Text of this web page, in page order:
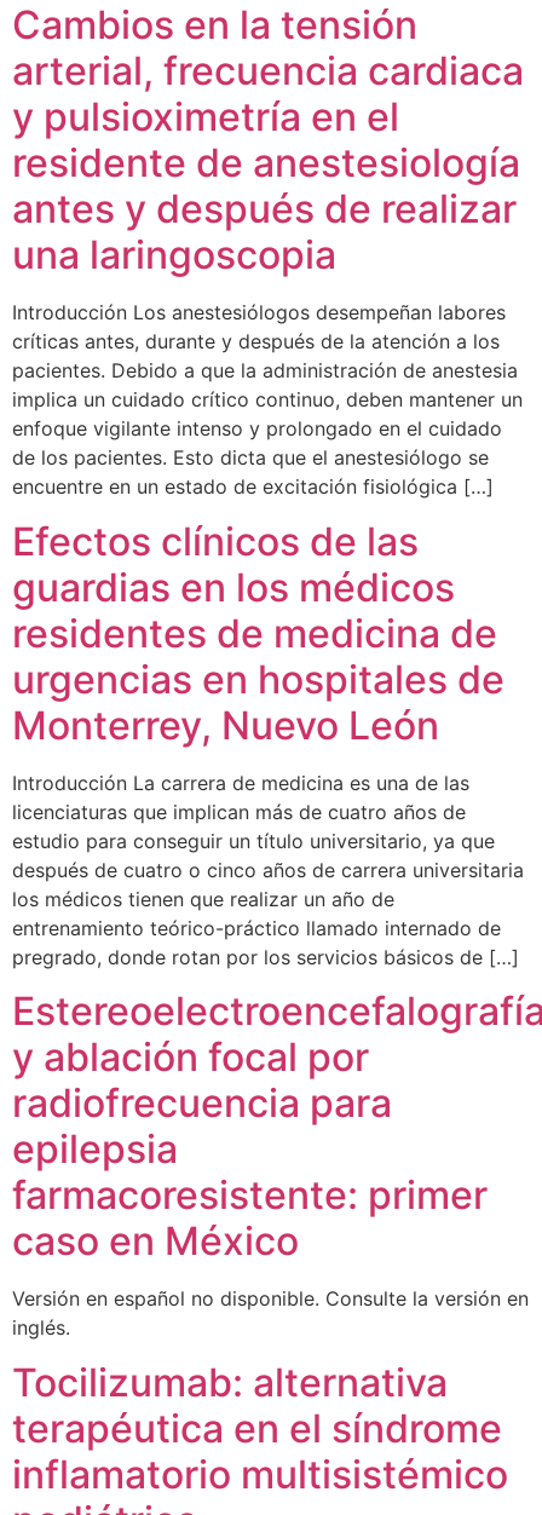
Cambios en la tensión
arterial, frecuencia cardiaca
y pulsioximetría en el
residente de anestesiología
antes y después de realizar
una laringoscopia
Introducción Los anestesiólogos desempeñan labores
críticas antes, durante y después de la atención a los
pacientes. Debido a que la administración de anestesia
implica un cuidado crítico continuo, deben mantener un
enfoque vigilante intenso y prolongado en el cuidado
de los pacientes. Esto dicta que el anestesiólogo se
encuentre en un estado de excitación fisiológica […]
Efectos clínicos de las
guardias en los médicos
residentes de medicina de
urgencias en hospitales de
Monterrey, Nuevo León
Introducción La carrera de medicina es una de las
licenciaturas que implican más de cuatro años de
estudio para conseguir un título universitario, ya que
después de cuatro o cinco años de carrera universitaria
los médicos tienen que realizar un año de
entrenamiento teórico-práctico llamado internado de
pregrado, donde rotan por los servicios básicos de […]
y ablación focal por
radiofrecuencia para
epilepsia
farmacoresistente: primer
caso en México
Versión en español no disponible. Consulte la versión en
inglés.
Tocilizumab: alternativa
terapéutica en el síndrome
inflamatorio multisistémico